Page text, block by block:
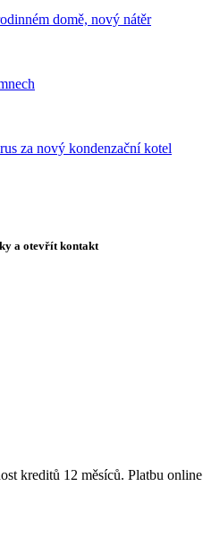
domě, nový nátěr
za nový kondenzační kotel
a otevřít kontakt
kreditů 12 měsíců. Platbu online